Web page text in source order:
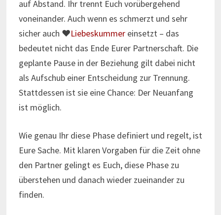
auf Abstand. Ihr trennt Euch vorübergehend
voneinander. Auch wenn es schmerzt und sehr
sicher auch ♥Liebeskummereinsetzt – das
bedeutet nicht das Ende Eurer Partnerschaft. Die
geplante Pause in der Beziehung gilt dabei nicht
als Aufschub einer Entscheidung zur Trennung.
Stattdessen ist sie eine Chance: Der Neuanfang
ist möglich.
Wie genau Ihr diese Phase definiert und regelt, ist
Eure Sache. Mit klaren Vorgaben für die Zeit ohne
den Partner gelingt es Euch, diese Phase zu
überstehen und danach wieder zueinander zu
finden.